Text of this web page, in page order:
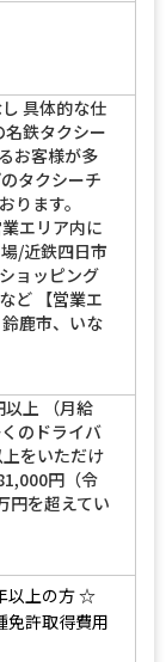
具体的な仕
鉄タクシー
お客様が多
タクシーチ
ります。
エリア内に
/近鉄四日市
ョッピング
ど 【営業エ
鹿市、いな
上 （月給
のドライバ
をいただけ
円（令
円を超えてい
以上の方☆
免許取得費用